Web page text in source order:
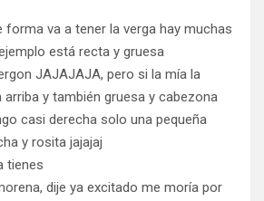
forma va a tener la verga hay muchas
está recta y gruesa
JAJAJAJA, pero si la mía la
y también gruesa y cabezona
casi derecha solo una pequeña
y rosita jajajaj
tienes
dije ya excitado me moría por